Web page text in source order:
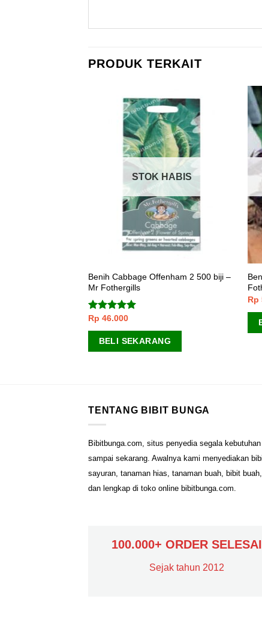
PRODUK TERKAIT
STOK HABIS
Benih Cabbage Offenham 2 500 biji –
Mr Fothergills
Dinilai5.00
Rp 46.000
BELI SEKARANG
Rp
TENTANG BIBIT BUNGA
Bibitbunga.com, situs penyedia segala
sampai sekarang. Awalnya kami menyediakan
sayuran, tanaman hias, tanaman buah, bibit
dan lengkap di toko online bibitbunga.com.
100.000+ ORDER SELESAI
Sejak tahun 2012